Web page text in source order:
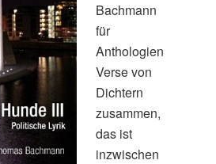
Bachmann
für
Anthologien
Verse von
Dichtern
zusammen,
das ist
inzwischen